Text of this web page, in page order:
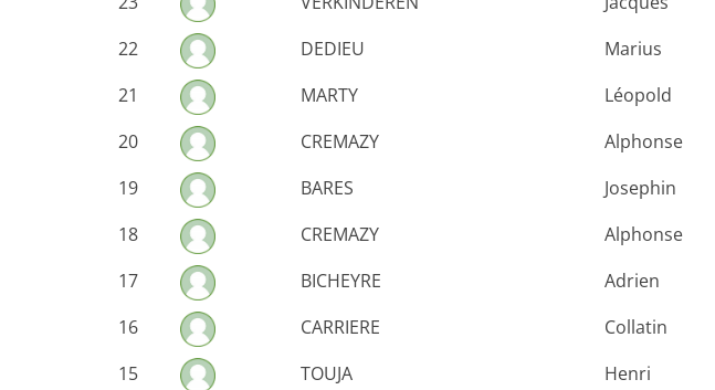
22
DEDIEU Marius
21
MARTY Léopold
20
CREMAZY Alphonse
19
BARES Josephin
18
CREMAZY Alphonse
17
BICHEYRE Adrien
16
CARRIERE Collatin
15
TOUJA Henri